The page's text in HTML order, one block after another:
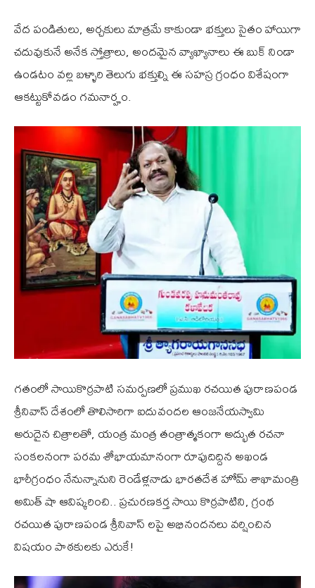
వేద పండితులు, అర్చకులు మాత్రమే కాకుండా భక్తులు సైతం హాయిగా
చదువుకునే అనేక స్తోత్రాలు, అందమైన వ్యాఖ్యానాలు ఈ బుక్ నిండా
ఉండటం వల్ల బళ్ళారి తెలుగు భక్తుల్ని ఈ సహస్ర గ్రంధం విశేషంగా
ఆకట్టుకోవడం గమనార్హం.
గతంలో సాయికొర్రపాటి సమర్పణలో ప్రముఖ రచయిత పురాణపండ
శ్రీనివాస్ దేశంలో తొలిసారిగా ఐదువందల ఆంజనేయస్వామి
అరుదైన చిత్రాలతో, యంత్ర మంత్ర తంత్రాత్మకంగా అద్భుత రచనా
సంకలనంగా పరమ శోభాయమానంగా రూపుదిద్దిన అఖండ
భారీగ్రంధం నేనున్నానుని రెండేళ్లనాడు భారతదేశ హోమ్ శాఖామంత్రి
అమిత్ షా ఆవిష్కరించి.. ప్రచురణకర్త సాయి కొర్రపాటిని, గ్రంథ
రచయిత పురాణపండ శ్రీనివాస్ లపై అభినందనలు వర్షించిన
విషయం పాఠకులకు ఎరుకే!